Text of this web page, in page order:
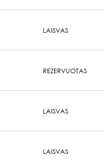
LAISVAS
REZERVUOTAS
LAISVAS
LAISVAS